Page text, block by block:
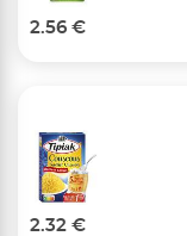
2.56 €
2.32 €